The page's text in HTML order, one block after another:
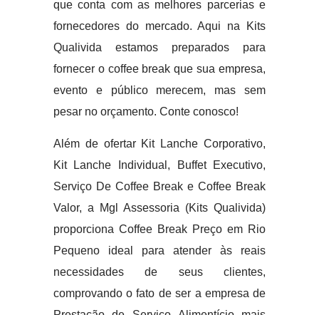
que conta com as melhores parcerias e
fornecedores do mercado. Aqui na Kits
Qualivida estamos preparados para
fornecer o coffee break que sua empresa,
evento e público merecem, mas sem
pesar no orçamento. Conte conosco!
Além de ofertar Kit Lanche Corporativo,
Kit Lanche Individual, Buffet Executivo,
Serviço De Coffee Break e Coffee Break
Valor, a Mgl Assessoria (Kits Qualivida)
proporciona Coffee Break Preço em Rio
Pequeno ideal para atender às reais
necessidades de seus clientes,
comprovando o fato de ser a empresa de